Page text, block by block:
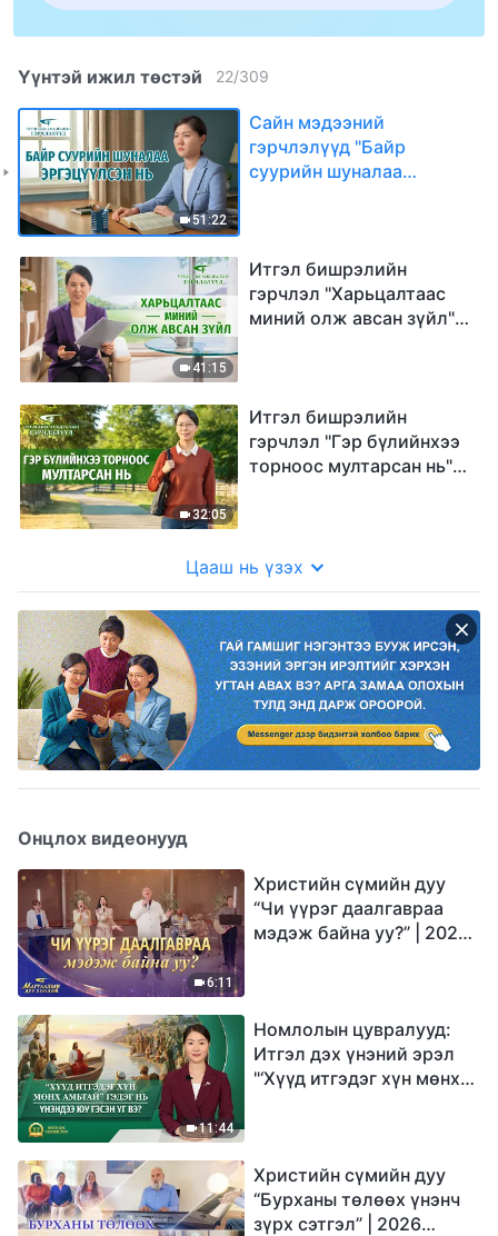
Үүнтэй ижил төстэй 22/309
51:22
Сайн мэдээний
гэрчлэлүүд "Байр
суурийн шуналаа
41:15
Итгэл бишрэлийн
гэрчлэл "Харьцалтаас
миний олж авсан зүйл"
32:05
Итгэл бишрэлийн
гэрчлэл "Гэр бүлийнхээ
торноос мултарсан нь"
Цааш нь үзэх
Онцлох видеонууд
6:11
Христийн сүмийн дуу
“Чи үүрэг даалгавраа
мэдэж байна уу?” | 2026
11:44
Номлолын цувралууд:
Итгэл дэх үнэний эрэл
"‘Хүүд итгэдэг хүн мөнх
Христийн сүмийн дуу
“Бурханы төлөөх үнэнч
зүрх сэтгэл” | 2026